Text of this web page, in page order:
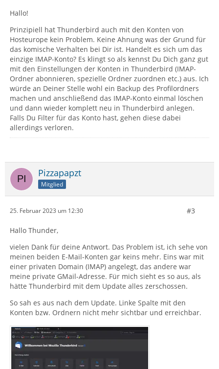
Hallo!
Prinzipiell hat Thunderbird auch mit den Konten von
Hosteurope kein Problem. Keine Ahnung was der Grund für
das komische Verhalten bei Dir ist. Handelt es sich um das
einzige IMAP-Konto? Es klingt so als kennst Du Dich ganz gut
mit den Einstellungen der Konten in Thunderbird (IMAP-
Ordner abonnieren, spezielle Ordner zuordnen etc.) aus. Ich
würde an Deiner Stelle wohl ein Backup des Profilordners
machen und anschließend das IMAP-Konto einmal löschen
und dann wieder komplett neu in Thunderbird anlegen.
Falls Du Filter für das Konto hast, gehen diese dabei
allerdings verloren.
Pizzapapzt
Mitglied
25. Februar 2023 um 12:30 #3
Hallo Thunder,
vielen Dank für deine Antwort. Das Problem ist, ich sehe von
meinen beiden E-Mail-Konten gar keins mehr. Eins war mit
einer privaten Domain (IMAP) angelegt, das andere war
meine private GMail-Adresse. Für mich sieht es so aus, als
hätte Thunderbird mit dem Update alles zerschossen.
So sah es aus nach dem Update. Linke Spalte mit den
Konten bzw. Ordnern nicht mehr sichtbar und erreichbar.